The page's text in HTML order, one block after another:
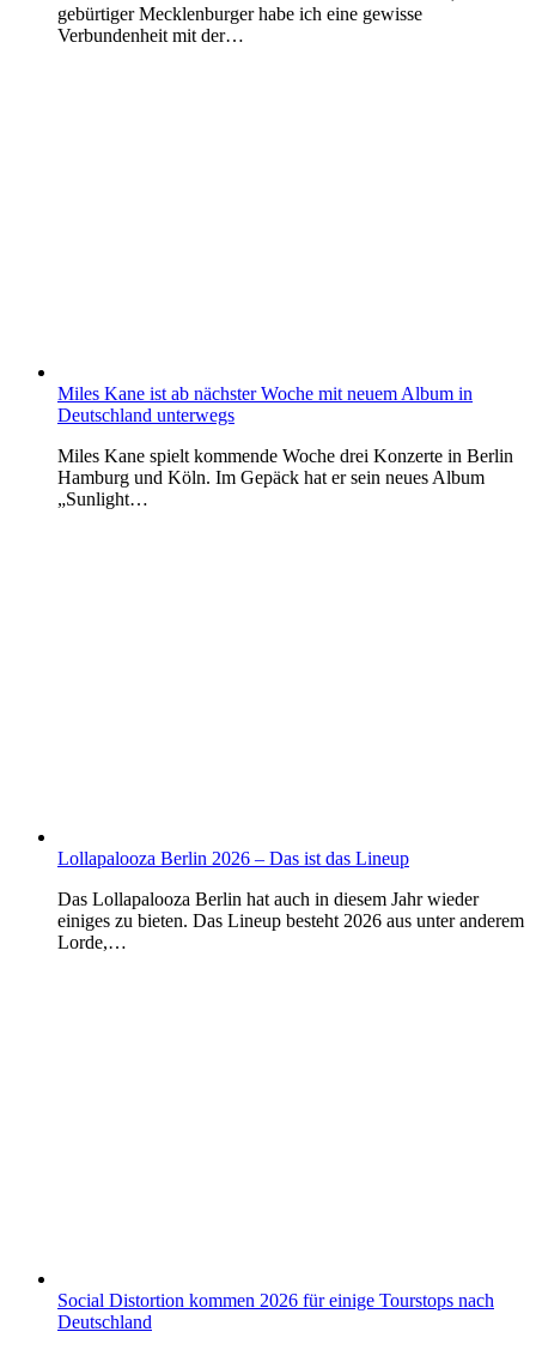
gebürtiger Mecklenburger habe ich eine gewisse
Verbundenheit mit der…
Miles Kane ist ab nächster Woche mit neuem Album in
Deutschland unterwegs
Miles Kane spielt kommende Woche drei Konzerte in Berlin
Hamburg und Köln. Im Gepäck hat er sein neues Album
„Sunlight…
Lollapalooza Berlin 2026 – Das ist das Lineup
Das Lollapalooza Berlin hat auch in diesem Jahr wieder
einiges zu bieten. Das Lineup besteht 2026 aus unter anderem
Lorde,…
Social Distortion kommen 2026 für einige Tourstops nach
Deutschland